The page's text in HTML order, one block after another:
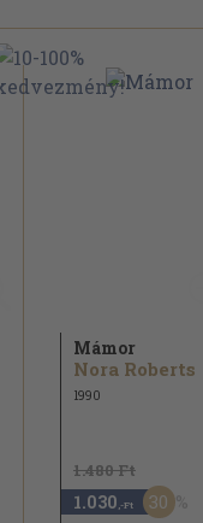
Mámor
Nora Roberts
1990
1.480 Ft
1.030 ,-Ft 30